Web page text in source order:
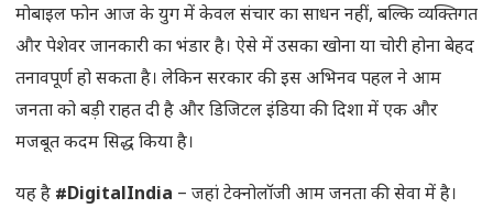
मोबाइल फोन आज के युग में केवल संचार का साधन नहीं, बल्कि व्यक्तिगत
और पेशेवर जानकारी का भंडार है। ऐसे में उसका खोना या चोरी होना बेहद
तनावपूर्ण हो सकता है। लेकिन सरकार की इस अभिनव पहल ने आम
जनता को बड़ी राहत दी है और डिजिटल इंडिया की दिशा में एक और
मजबूत कदम सिद्ध किया है।
यह है #DigitalIndia – जहां टेक्नोलॉजी आम जनता की सेवा में है।